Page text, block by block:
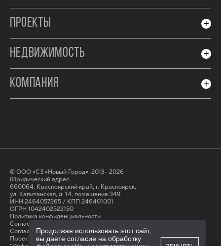
ПРОЕКТЫ
НЕДВИЖИМОСТЬ
КОМПАНИЯ
© ООО «СЗ «Новый Город», 2013- 2026
Юридический адрес:
660064, Красноярский край, г. Красноярск,
ул. Капитанская, д. 14, помещение 349
ИНН 2464057265 / КПП 246401001
ОГРН 1042402522150
Политика конфиденциальности
Согласие на обработку персональных данных
Cогласие на получение рассылки
Проектные декларации на сайте наш.дом.рф
Продолжая использовать этот сайт,
вы даете согласие на обработку